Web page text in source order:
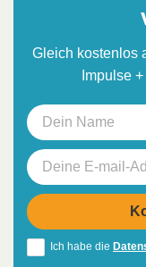
Gleich kostenlos
Impulse
Ich habe die